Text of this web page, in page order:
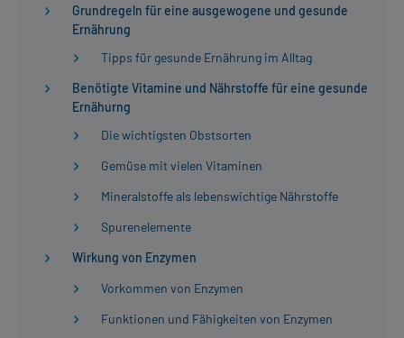
Grundregeln für eine ausgewogene und gesunde
Ernährung
Tipps für gesunde Ernährung im Alltag
Benötigte Vitamine und Nährstoffe für eine gesunde
Ernähurng
Die wichtigsten Obstsorten
Gemüse mit vielen Vitaminen
Mineralstoffe als lebenswichtige Nährstoffe
Spurenelemente
Wirkung von Enzymen
Vorkommen von Enzymen
Funktionen und Fähigkeiten von Enzymen